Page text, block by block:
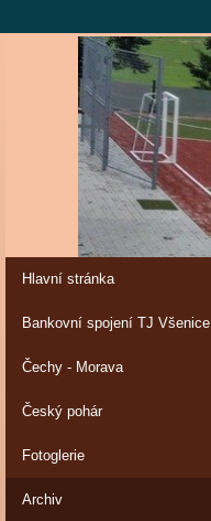
Hlavní stránka
Bankovní spojení TJ Všenice
Čechy - Morava
Český pohár
Fotoglerie
Archiv